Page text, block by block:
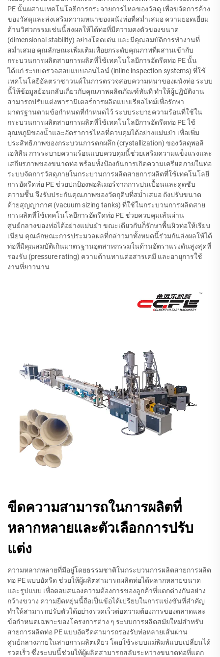
PE นั้นผสานเทคโนโลยีการกระจายการไหลของวัสดุ เพื่อขจัดการค้าง
ของวัสดุและส่งเสริมความหนาของผนังท่อที่สม่ำเสมอ ความยอดเยี่ยม
ด้านวิศวกรรมเช่นนี้ส่งผลให้ได้ท่อที่มีความคงตัวของขนาด
(dimensional stability) อย่างโดดเด่น และมีคุณสมบัติการทำงานที่
สม่ำเสมอ คุณลักษณะเพิ่มเติมเพื่อยกระดับคุณภาพที่ผสานเข้ากับ
กระบวนการผลิตสายการผลิตที่ใช้เทคโนโลยีการอัดรีดท่อ PE นั้น
ได้แก่ ระบบตรวจสอบแบบออนไลน์ (inline inspection systems) ที่ใช้
เทคโนโลยีอัลตราซาวนด์ในการตรวจสอบความหนาของผนังท่อ ระบบ
นี้ให้ข้อมูลย้อนกลับเกี่ยวกับคุณภาพผลิตภัณฑ์ทันที ทำให้ผู้ปฏิบัติงาน
สามารถปรับแต่งพารามิเตอร์การผลิตแบบเรียลไทม์เพื่อรักษา
มาตรฐานตามข้อกำหนดที่กำหนดไว้ ระบบระบายความร้อนที่ใช้ใน
กระบวนการผลิตสายการผลิตที่ใช้เทคโนโลยีการอัดรีดท่อ PE ใช้
อุณหภูมิของน้ำและอัตราการไหลที่ควบคุมได้อย่างแม่นยำ เพื่อเพิ่ม
ประสิทธิภาพของกระบวนการตกผลึก (crystallization) ของวัสดุพอลิ
เอทิลีน การระบายความร้อนแบบควบคุมนี้ช่วยเสริมความแข็งแรงและ
เสถียรภาพของขนาดท่อ พร้อมทั้งป้องกันการเกิดความเครียดภายในท่อ
ระบบจัดการวัสดุภายในกระบวนการผลิตสายการผลิตที่ใช้เทคโนโลยี
การอัดรีดท่อ PE ช่วยปกป้องพอลิเมอร์จากการปนเปื้อนและดูดซับ
ความชื้น จึงรับประกันคุณภาพของวัตถุดิบที่สม่ำเสมอ ถังปรับขนาด
ด้วยสุญญากาศ (vacuum sizing tanks) ที่ใช้ในกระบวนการผลิตสาย
การผลิตที่ใช้เทคโนโลยีการอัดรีดท่อ PE ช่วยควบคุมเส้นผ่าน
ศูนย์กลางของท่อได้อย่างแม่นยำ ขณะเดียวกันก็รักษาพื้นผิวท่อให้เรียบ
เนียน คุณลักษณะการประมวลผลที่กล่าวมาทั้งหมดนี้ร่วมกันส่งผลให้ได้
ท่อที่มีคุณสมบัติเกินมาตรฐานอุตสาหกรรมในด้านอัตราแรงดันสูงสุดที่
รองรับ (pressure rating) ความต้านทานต่อสารเคมี และอายุการใช้
งานที่ยาวนาน
ขีดความสามารถในการผลิตที่
หลากหลายและตัวเลือกการปรับ
แต่ง
ความหลากหลายที่มีอยู่โดยธรรมชาติในกระบวนการผลิตสายการผลิต
ท่อ PE แบบอัดรีด ช่วยให้ผู้ผลิตสามารถผลิตท่อได้หลากหลายขนาด
และรูปแบบ เพื่อตอบสนองความต้องการของลูกค้าที่แตกต่างกันอย่าง
กว้างขวาง ความยืดหยุ่นนี้ถือเป็นข้อได้เปรียบในการแข่งขันที่สำคัญ
ทำให้สามารถปรับตัวได้อย่างรวดเร็วต่อความต้องการของตลาดและ
ข้อกำหนดเฉพาะของโครงการต่าง ๆ ระบบการผลิตสมัยใหม่สำหรับ
สายการผลิตท่อ PE แบบอัดรีดสามารถรองรับท่อหลายเส้นผ่าน
ศูนย์กลางภายในสายการผลิตเดียว โดยใช้ระบบแม่พิมพ์แบบเปลี่ยนได้
รวดเร็ว ซึ่งระบบนี้ช่วยให้ผู้ผลิตสามารถสลับระหว่างขนาดท่อที่แตก